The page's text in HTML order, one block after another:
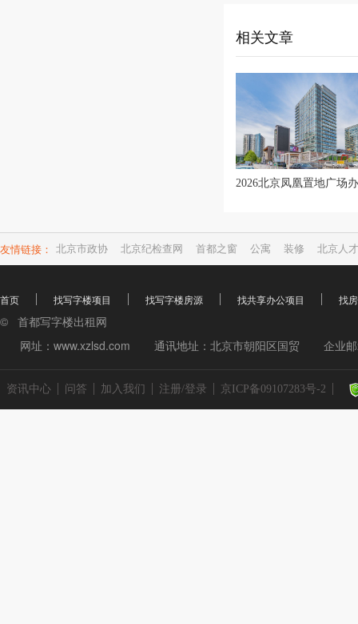
相关文章
友情链接： 北京市政协 北京纪检查网 首都之窗 公寓 装修 北京人
首页 找写字楼项目 找写字楼房源 找共享办公项目 找
© 首都写字楼出租网
网址：www.xzlsd.com
通讯地址：北京市朝阳区国贸 企业
资讯中心 问答 加入我们 注册/登录 京ICP备09107283号-2